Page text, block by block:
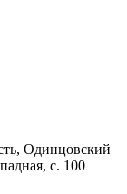
Одинцовский
с. 100